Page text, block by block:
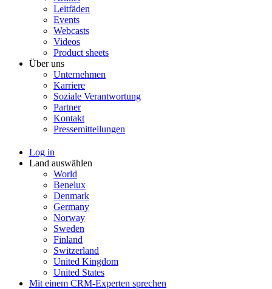
Leitfäden
Events
Webcasts
Videos
Product sheets
Über uns
Unternehmen
Karriere
Soziale Verantwortung
Partner
Kontakt
Pressemitteilungen
Log in
Land auswählen
World
Benelux
Denmark
Germany
Norway
Sweden
Finland
Switzerland
United Kingdom
United States
Mit einem CRM-Experten sprechen